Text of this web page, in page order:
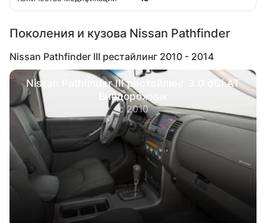
Поколения и кузова Nissan Pathfinder
Nissan Pathfinder III рестайлинг 2010 - 2014
Nissan Pathfinder III рестайлинг 3.0 dCi AT
Внедорожник
с 2010